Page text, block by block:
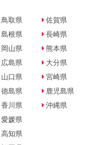
鳥取県
島根県
岡山県
広島県
山口県
徳島県
香川県
愛媛県
高知県
佐賀県
長崎県
熊本県
大分県
宮崎県
鹿児島県
沖縄県